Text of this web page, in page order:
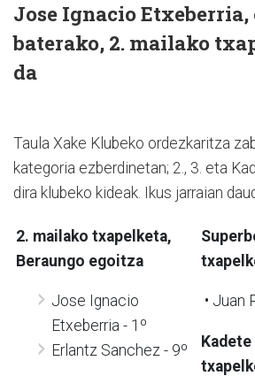
Jose Ignacio Etxeberria,
baterako, 2. mailako
da
Taula Xake Klubeko ordezkaritza
kategoria ezberdinetan; 2., 3. eta
dira klubeko kideak. Ikus jarraian
2. mailako txapelketa,
Beraungo egoitza
Jose Ignacio
Etxeberria - 1º
Erlantz Sanchez - 9º
• Juan